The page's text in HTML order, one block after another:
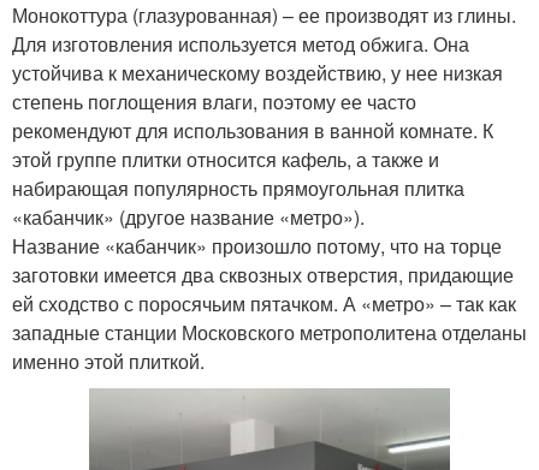
Монокоттура (глазурованная) – ее производят из глины.
Для изготовления используется метод обжига. Она
устойчива к механическому воздействию, у нее низкая
степень поглощения влаги, поэтому ее часто
рекомендуют для использования в ванной комнате. К
этой группе плитки относится кафель, а также и
набирающая популярность прямоугольная плитка
«кабанчик» (другое название «метро»).
Название «кабанчик» произошло потому, что на торце
заготовки имеется два сквозных отверстия, придающие
ей сходство с поросячьим пятачком. А «метро» – так как
западные станции Московского метрополитена отделаны
именно этой плиткой.